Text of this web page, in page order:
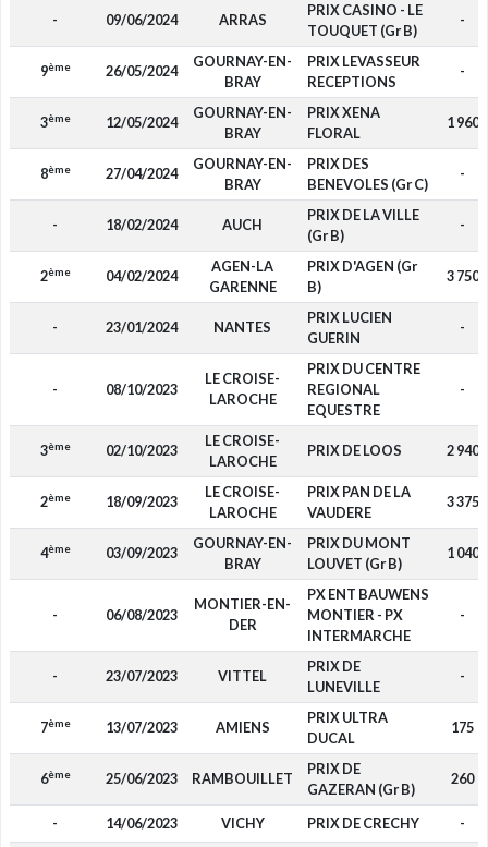
- 09/06/2024 ARRAS
PRIX CASINO - LE
TOUQUET (Gr B)
-
9ème 26/05/2024
GOURNAY-EN-
BRAY
PRIX LEVASSEUR
RECEPTIONS
-
3ème 12/05/2024
GOURNAY-EN-
BRAY
PRIX XENA
FLORAL
1 960
8ème 27/04/2024
GOURNAY-EN-
BRAY
PRIX DES
BENEVOLES (Gr C)
-
- 18/02/2024 AUCH
PRIX DE LA VILLE
(Gr B)
-
2ème 04/02/2024
AGEN-LA
GARENNE
PRIX D'AGEN (Gr
B)
3 750
- 23/01/2024 NANTES
PRIX LUCIEN
GUERIN
-
- 08/10/2023
LE CROISE-
LAROCHE
PRIX DU CENTRE
REGIONAL
EQUESTRE
-
3ème 02/10/2023
LE CROISE-
LAROCHE
PRIX DE LOOS 2 940
2ème 18/09/2023
LE CROISE-
LAROCHE
PRIX PAN DE LA
VAUDERE
3 375
4ème 03/09/2023
GOURNAY-EN-
BRAY
PRIX DU MONT
LOUVET (Gr B)
1 040
- 06/08/2023
MONTIER-EN-
DER
PX ENT BAUWENS
MONTIER - PX
INTERMARCHE
-
- 23/07/2023 VITTEL
PRIX DE
LUNEVILLE
-
7ème 13/07/2023 AMIENS
PRIX ULTRA
DUCAL
175
6ème 25/06/2023 RAMBOUILLET
PRIX DE
GAZERAN (Gr B)
260
- 14/06/2023 VICHY PRIX DE CRECHY -